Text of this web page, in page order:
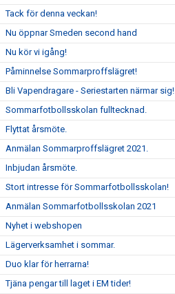
Tack för denna veckan!
Nu öppnar Smeden second hand
Nu kör vi igång!
Påminnelse Sommarproffslägret!
Bli Vapendragare - Seriestarten närmar sig!
Sommarfotbollsskolan fulltecknad.
Flyttat årsmöte.
Anmälan Sommarproffslägret 2021.
Inbjudan årsmöte.
Stort intresse för Sommarfotbollsskolan!
Anmälan Sommarfotbollsskolan 2021
Nyhet i webshopen
Lägerverksamhet i sommar.
Duo klar för herrarna!
Tjäna pengar till laget i EM tider!